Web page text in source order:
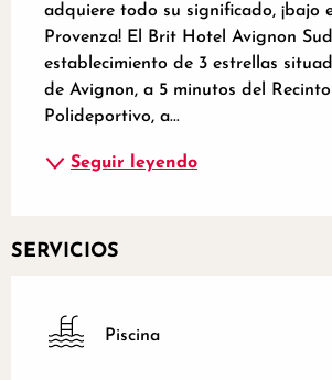
adquiere todo su significado, ¡bajo
Provenza! El Brit Hotel Avignon
establecimiento de 3 estrellas
de Avignon, a 5 minutos del
Polideportivo, a...
Seguir leyendo
SERVICIOS
Piscina